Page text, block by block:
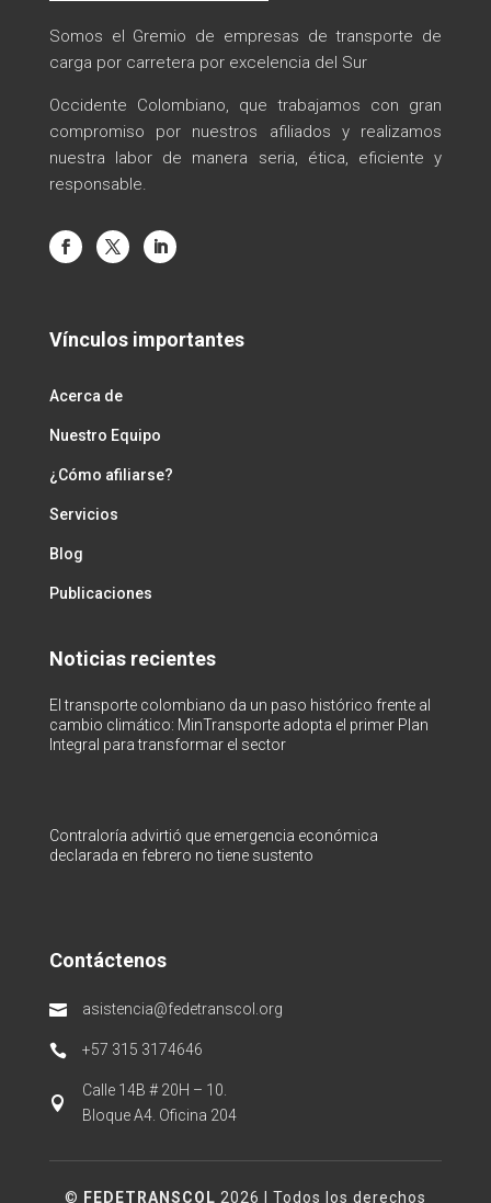
Somos el Gremio de empresas de transporte de
carga por carretera por excelencia del Sur
Occidente Colombiano, que trabajamos con gran
compromiso por nuestros afiliados y realizamos
nuestra labor de manera seria, ética, eficiente y
responsable.
Vínculos importantes
Acerca de
Nuestro Equipo
¿Cómo afiliarse?
Servicios
Blog
Publicaciones
Noticias recientes
El transporte colombiano da un paso histórico frente al
cambio climático: MinTransporte adopta el primer Plan
Integral para transformar el sector
Contraloría advirtió que emergencia económica
declarada en febrero no tiene sustento
Contáctenos
 asistencia@fedetranscol.org
 +57 315 3174646

Calle 14B # 20H – 10.
Bloque A4. Oficina 204
© FEDETRANSCOL 2026 | Todos los derechos